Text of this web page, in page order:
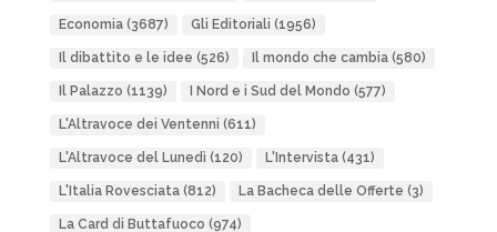
Economia(3687) Gli Editoriali (1956)
Il dibattito e le idee (526) Il mondo che cambia(580)
Il Palazzo (1139) I Nord e i Sud del Mondo (577)
L'Altravoce dei Ventenni (611)
L'Altravoce del Lunedì (120) L'Intervista(431)
L'Italia Rovesciata(812) La Bacheca delle Offerte (3)
La Card di Buttafuoco (974)